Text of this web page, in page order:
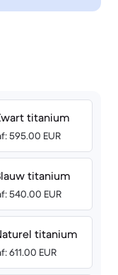
titanium
595.00 EUR
titanium
540.00 EUR
titanium
611.00 EUR